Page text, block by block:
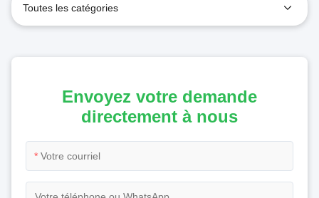
Toutes les catégories
Envoyez votre demande
directement à nous
*